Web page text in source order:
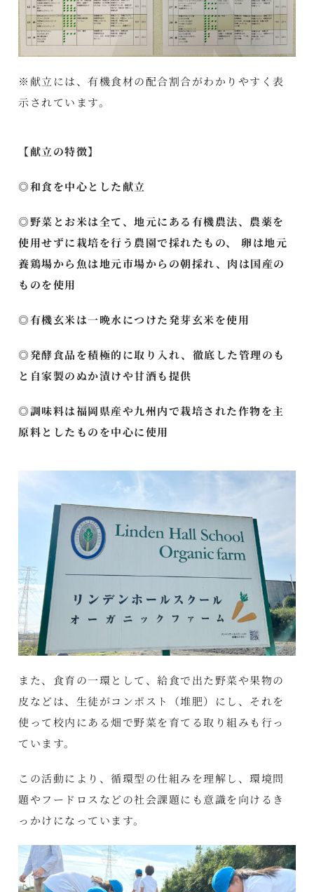
※献立には、有機食材の配合割合がわかりやすく表
示されています。
【献立の特徴】
◎和食を中心とした献立
◎野菜とお米は全て、地元にある有機農法、農薬を
使用せずに栽培を行う農園で採れたもの、 卵は地元
養鶏場から魚は地元市場からの朝採れ、肉は国産の
ものを使用
◎有機玄米は一晩水につけた発芽玄米を使用
◎発酵食品を積極的に取り入れ、徹底した管理のも
と自家製のぬか漬けや甘酒も提供
◎調味料は福岡県産や九州内で栽培された作物を主
原料としたものを中心に使用
また、食育の一環として、給食で出た野菜や果物の
皮などは、生徒がコンポスト（堆肥）にし、それを
使って校内にある畑で野菜を育てる取り組みも行っ
ています。
この活動により、循環型の仕組みを理解し、環境問
題やフードロスなどの社会課題にも意識を向けるき
っかけになっています。